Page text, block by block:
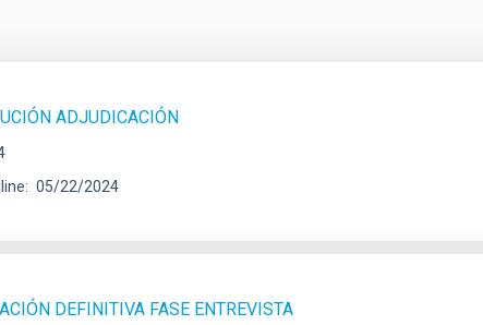
ADJUDICACIÓN
05/22/2024
DEFINITIVA FASE ENTREVISTA